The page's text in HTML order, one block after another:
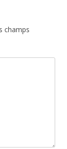
champs